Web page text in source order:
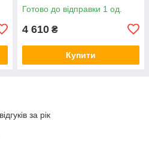
Готово до відправки 1 од.
4 610 ₴
Купити
за рік